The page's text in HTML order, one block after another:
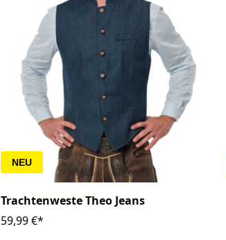
NEU
Trachtenweste Theo Jeans
59,99 €*